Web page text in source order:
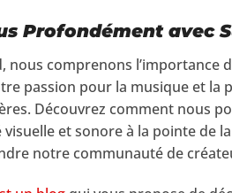
Profondément avec
nous comprenons l’importance
passion pour la musique et
Découvrez comment nous
visuelle et sonore à la pointe de
notre communauté de